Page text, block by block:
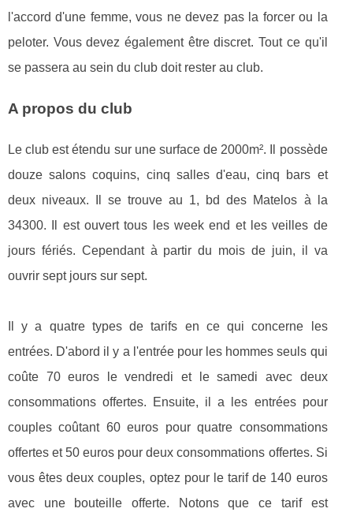
l'accord d'une femme, vous ne devez pas la forcer ou la
peloter. Vous devez également être discret. Tout ce qu'il
se passera au sein du club doit rester au club.
A propos du club
Le club est étendu sur une surface de 2000m². Il possède
douze salons coquins, cinq salles d'eau, cinq bars et
deux niveaux. Il se trouve au 1, bd des Matelos à la
34300. Il est ouvert tous les week end et les veilles de
jours fériés. Cependant à partir du mois de juin, il va
ouvrir sept jours sur sept.
Il y a quatre types de tarifs en ce qui concerne les
entrées. D'abord il y a l'entrée pour les hommes seuls qui
coûte 70 euros le vendredi et le samedi avec deux
consommations offertes. Ensuite, il a les entrées pour
couples coûtant 60 euros pour quatre consommations
offertes et 50 euros pour deux consommations offertes. Si
vous êtes deux couples, optez pour le tarif de 140 euros
avec une bouteille offerte. Notons que ce tarif est